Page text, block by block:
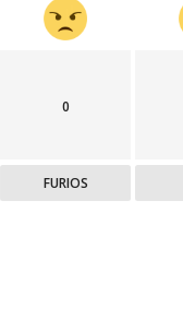
0
FURIOS